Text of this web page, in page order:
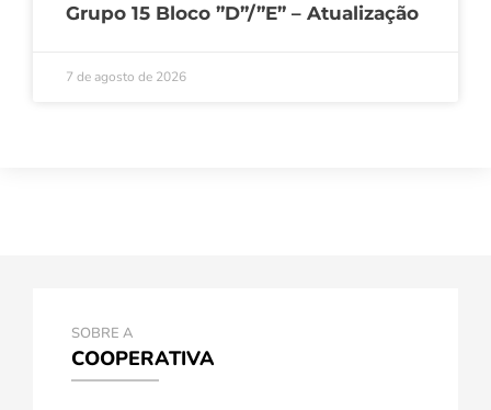
Grupo 15 Bloco ”D”/”E” – Atualização
7 de agosto de 2026
SOBRE A
COOPERATIVA